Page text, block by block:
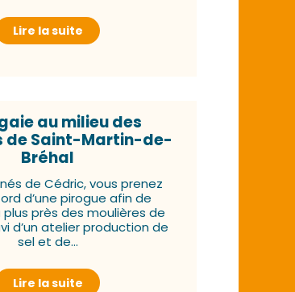
Lire la suite
au milieu des
de Saint-Martin-de-
Bréhal
de Cédric, vous prenez
d’une pirogue afin de
près des moulières de
d’un atelier production de
sel et de...
Lire la suite